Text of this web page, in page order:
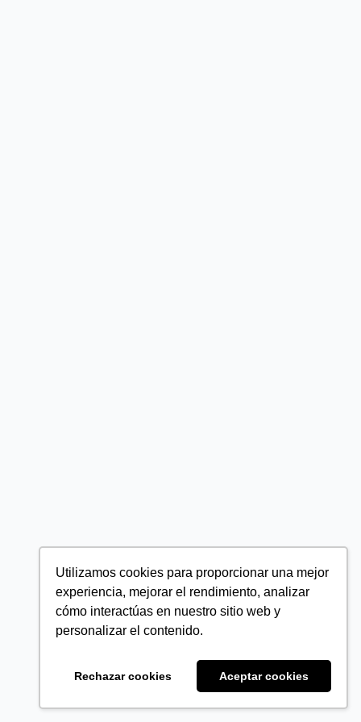
Utilizamos cookies para proporcionar una mejor
experiencia, mejorar el rendimiento, analizar
cómo interactúas en nuestro sitio web y
personalizar el contenido.
Rechazar cookies Aceptar cookies